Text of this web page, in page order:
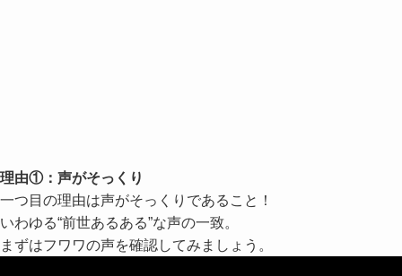
理由①：声がそっくり
一つ目の理由は声がそっくりであること！
いわゆる“前世あるある”な声の一致。
まずはフワワの声を確認してみましょう。